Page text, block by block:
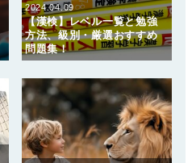
2024.04.09
【漢検】レベル一覧と勉強
方法、級別・厳選おすすめ
問題集！